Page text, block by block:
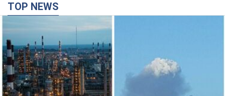
TOP NEWS